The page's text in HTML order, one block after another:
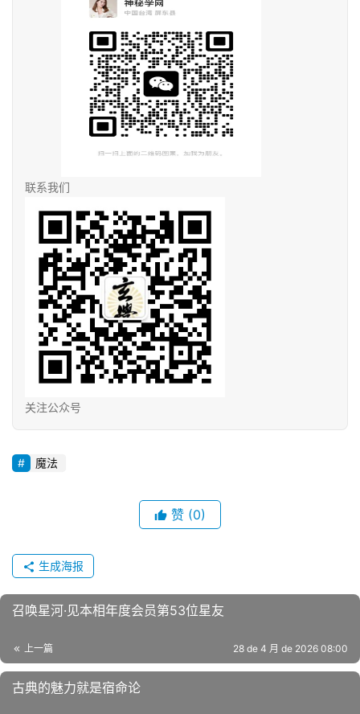
联系我们
关注公众号
魔法
赞 (0)
生成海报
召唤星河·见本相年度会员第53位星友
上一篇 28 de 4 月 de 2026 08:00
古典的魅力就是宿命论